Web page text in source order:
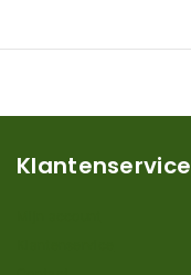
Klantenservice